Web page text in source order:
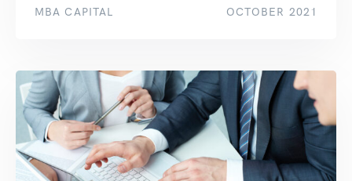
MBA CAPITAL OCTOBER 2021